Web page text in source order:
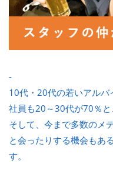
-
10代・20代の若いアルバ
社員も20～30代が70％
そして、今まで多数のメ
と会ったりする機会もあ
す。